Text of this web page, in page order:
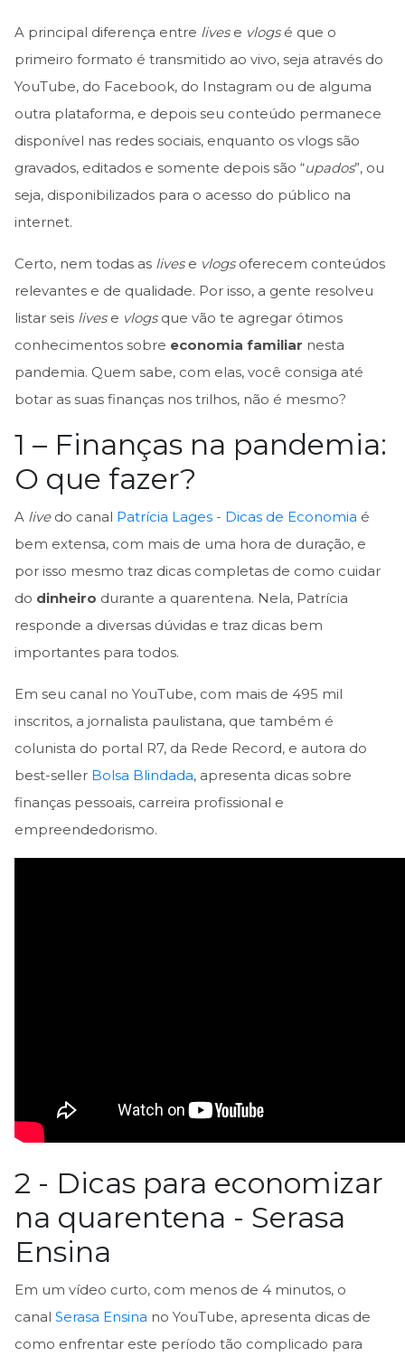
A principal diferença entre livese vlogsé que o
primeiro formato é transmitido ao vivo, seja através do
YouTube, do Facebook, do Instagram ou de alguma
outra plataforma, e depois seu conteúdo permanece
disponível nas redes sociais, enquanto os vlogs são
gravados, editados e somente depois são “upados”, ou
seja, disponibilizados para o acesso do público na
internet.
Certo, nem todas as livese vlogsoferecem conteúdos
relevantes e de qualidade. Por isso, a gente resolveu
listar seis livese vlogsque vão te agregar ótimos
conhecimentos sobre economia familiar nesta
pandemia. Quem sabe, com elas, você consiga até
botar as suas finanças nos trilhos, não é mesmo?
1 – Finanças na pandemia:
O que fazer?
A livedo canal Patrícia Lages - Dicas de Economia é
bem extensa, com mais de uma hora de duração, e
por isso mesmo traz dicas completas de como cuidar
do dinheiro durante a quarentena. Nela, Patrícia
responde a diversas dúvidas e traz dicas bem
importantes para todos.
Em seu canal no YouTube, com mais de 495 mil
inscritos, a jornalista paulistana, que também é
colunista do portal R7, da Rede Record, e autora do
best-seller Bolsa Blindada, apresenta dicas sobre
finanças pessoais, carreira profissional e
empreendedorismo.
2 - Dicas para economizar
na quarentena - Serasa
Ensina
Em um vídeo curto, com menos de 4 minutos, o
canal Serasa Ensina no YouTube, apresenta dicas de
como enfrentar este período tão complicado para